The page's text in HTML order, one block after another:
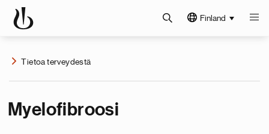
Finland
Tietoa terveydestä
Myelofibroosi